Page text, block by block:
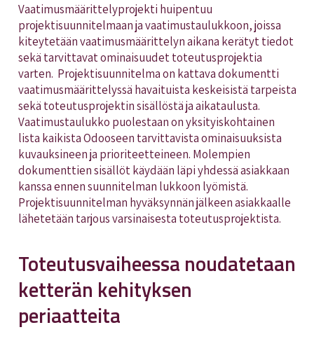
Vaatimusmäärittelyprojekti huipentuu
projektisuunnitelmaan ja vaatimustaulukkoon, joissa
kiteytetään vaatimusmäärittelyn aikana kerätyt tiedot
sekä tarvittavat ominaisuudet toteutusprojektia
varten. Projektisuunnitelma on kattava dokumentti
vaatimusmäärittelyssä havaituista keskeisistä tarpeista
sekä toteutusprojektin sisällöstä ja aikataulusta.
Vaatimustaulukko puolestaan on yksityiskohtainen
lista kaikista Odooseen tarvittavista ominaisuuksista
kuvauksineen ja prioriteetteineen. Molempien
dokumenttien sisällöt käydään läpi yhdessä asiakkaan
kanssa ennen suunnitelman lukkoon lyömistä.
Projektisuunnitelman hyväksynnän jälkeen asiakkaalle
lähetetään tarjous varsinaisesta toteutusprojektista.
Toteutusvaiheessa noudatetaan
ketterän kehityksen
periaatteita